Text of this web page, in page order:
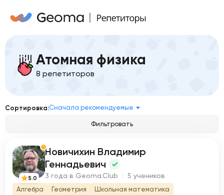
Атомная физика
8 репетиторов
Сортировка:Сначала рекомендуемые
Фильтровать
Н
5.0
Новичихин Владимир
Геннадьевич
3 года в Geoma.Club · 5 учеников
Алгебра Геометрия
Школьная математика